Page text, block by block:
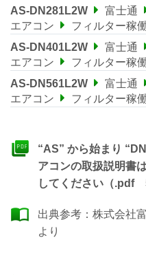
AS-DN281L2W 富士通
エアコン
フィルター稼
AS-DN401L2W
富士通
エアコン
フィルター稼
AS-DN561L2W
富士通
エアコン
フィルター稼
“AS” から始まり
アコンの取扱説明書
してください（.pdf
出典参考： 株式会社
より